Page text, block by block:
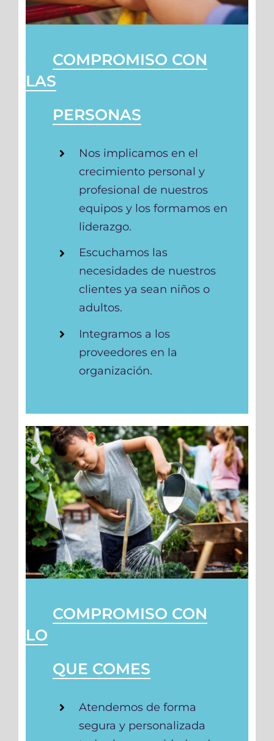
COMPROMISO CON
LAS
PERSONAS
Nos implicamos en el
crecimiento personal y
profesional de nuestros
equipos y los formamos en
liderazgo.
Escuchamos las
necesidades de nuestros
clientes ya sean niños o
adultos.
Integramos a los
proveedores en la
organización.
COMPROMISO CON
LO
QUE COMES
Atendemos de forma
segura y personalizada